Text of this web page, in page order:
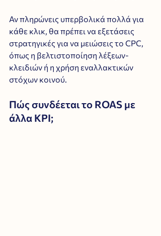
Αν πληρώνεις υπερβολικά πολλά για
κάθε κλικ, θα πρέπει να εξετάσεις
στρατηγικές για να μειώσεις το CPC,
όπως η βελτιστοποίηση λέξεων-
κλειδιών ή η χρήση εναλλακτικών
στόχων κοινού.
Πώς συνδέεται το ROAS με
άλλα KPI;